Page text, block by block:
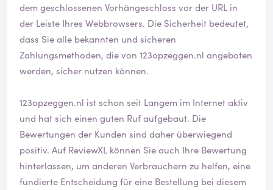
dem geschlossenen Vorhängeschloss vor der URL in
der Leiste Ihres Webbrowsers. Die Sicherheit bedeutet,
dass Sie alle bekannten und sicheren
Zahlungsmethoden, die von 123opzeggen.nl angeboten
werden, sicher nutzen können.
123opzeggen.nl ist schon seit Langem im Internet aktiv
und hat sich einen guten Ruf aufgebaut. Die
Bewertungen der Kunden sind daher überwiegend
positiv. Auf ReviewXL können Sie auch Ihre Bewertung
hinterlassen, um anderen Verbrauchern zu helfen, eine
fundierte Entscheidung für eine Bestellung bei diesem